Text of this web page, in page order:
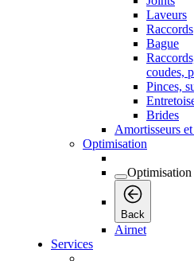
Laveurs
Raccords
Bague
coudes,
Pinces,
Brides
Amortisseurs
Optimisation
Optimisation
Back
Airnet
Services